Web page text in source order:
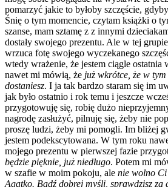
pomarzyć jakie to byłoby szczęście,
Śnię o tym momencie, czytam książki o
szanse, mam sztamę z z innymi
dostały swojego prezentu. Ale w tej
wrzuca fotę swojego wyczekanego
wtedy wrażenie, że jestem ciągle
nawet mi mówią, że już wkrótce, że w
dostaniesz. I ja tak bardzo staram się im
jak było ostatnio i rok temu i jeszcze
przygotowuję się, robię dużo
nagrodę zasłużyć, pilnuję się, żeby nie
proszę ludzi, żeby mi pomogli. Im bliżej
jestem podekscytowana. W tym roku
mojego prezentu w pierwszej fazie
będzie pięknie, już niedługo. Potem mi
w szafie w moim pokoju, ale nie wolno Ci
Agatko. Bądź dobrej myśli, sprawdzisz za